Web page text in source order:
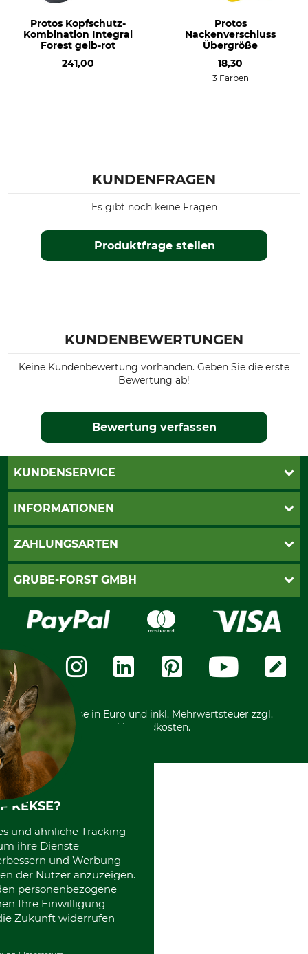
Protos Kopfschutz-
Kombination Integral
Forest gelb-rot
241,00
Protos
Nackenverschluss
Übergröße
18,30
3 Farben
KUNDENFRAGEN
Produktfrage stellen
Es gibt noch keine Fragen
KUNDENBEWERTUNGEN
Keine Kundenbewertung vorhanden. Geben Sie die erste
Bewertung ab!
Bewertung verfassen
KUNDENSERVICE
Katalogbestellung
INFORMATIONEN
AGB
Widerrufsformular
Zahlungsarten
ZAHLUNGSARTEN
PayPal
Vorkasse
GRUBE-FORST GMBH
Karriere
Über uns
Community
International
*Alle Preise in Euro und inkl. Mehrwertsteuer zzgl.
Versandkosten.
KEKSE?
und ähnliche Tracking-
ihre Dienste
und Werbung
der Nutzer anzuzeigen.
personenbezogene
Ihre Einwilligung
Zukunft widerrufen